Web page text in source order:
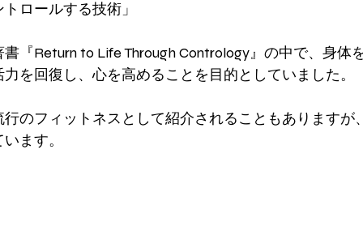
ロールする技術」
『Return to Life Through Contrology』の中で、身体
を回復し、心を高めることを目的としていました。
のフィットネスとして紹介されることもありますが
ます。